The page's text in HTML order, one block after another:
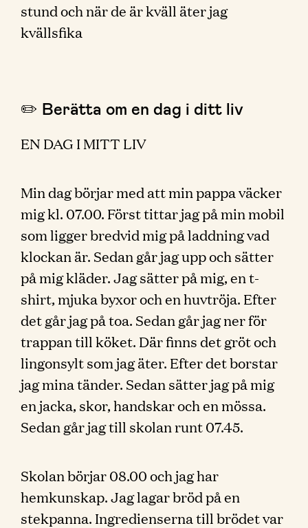
stund och när de är kväll äter jag
kvällsfika
✏️ Berätta om en dag i ditt liv
EN DAG I MITT LIV
Min dag börjar med att min pappa väcker
mig kl. 07.00. Först tittar jag på min mobil
som ligger bredvid mig på laddning vad
klockan är. Sedan går jag upp och sätter
på mig kläder. Jag sätter på mig, en t-
shirt, mjuka byxor och en huvtröja. Efter
det går jag på toa. Sedan går jag ner för
trappan till köket. Där finns det gröt och
lingonsylt som jag äter. Efter det borstar
jag mina tänder. Sedan sätter jag på mig
en jacka, skor, handskar och en mössa.
Sedan går jag till skolan runt 07.45.
Skolan börjar 08.00 och jag har
hemkunskap. Jag lagar bröd på en
stekpanna. Ingredienserna till brödet var